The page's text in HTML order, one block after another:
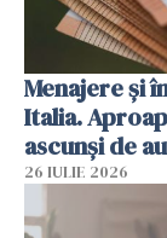
Menajere și
Italia.
ascunși de
26 IULIE 2026